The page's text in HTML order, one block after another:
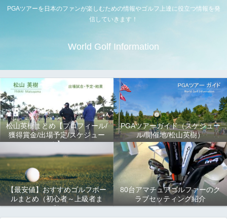
PGAツアーを日本のファンが楽しむための情報やゴルフ上達に役立つ情報を発
信していきます！
World Golf Information
松山英樹まとめ【プロフィール/
獲得賞金/出場予定/スケジュー
ル】
PGAツアーガイド（スケジュー
ル/開催地/松山英樹）
【最安値】おすすめゴルフボー
ルまとめ（初心者～上級者ま
で）
80台アマチュアゴルファーのク
ラブセッティング紹介